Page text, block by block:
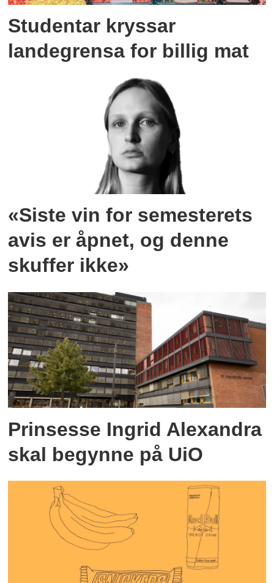
Studentar kryssar
landegrensa for billig mat
«Siste vin for semesterets
avis er åpnet, og denne
skuffer ikke»
Prinsesse Ingrid Alexandra
skal begynne på UiO